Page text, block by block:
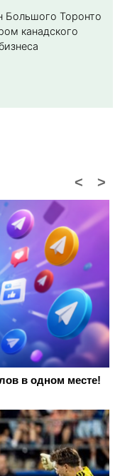
Большого Торонто
канадского
>
<
в одном месте!